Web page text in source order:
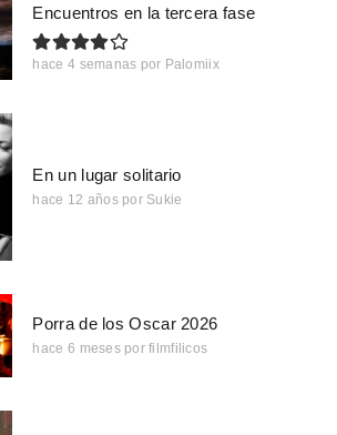
Encuentros en la tercera fase
hace 4 semanas por Palomiix
En un lugar solitario
hace 12 años por Sukie
Porra de los Oscar 2026
hace 6 meses por filmfilicos